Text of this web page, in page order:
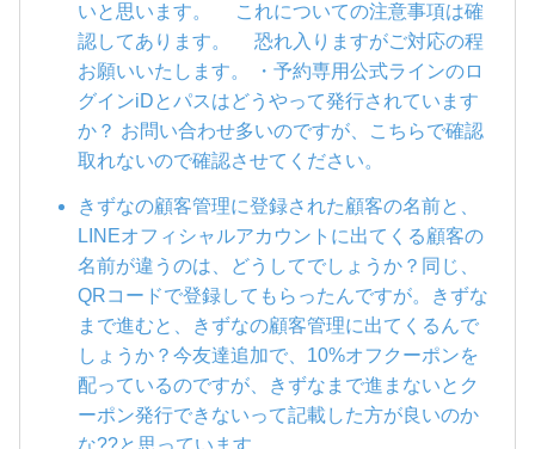
いと思います。 これについての注意事項は確
認してあります。 恐れ入りますがご対応の程
お願いいたします。 ・予約専用公式ラインのロ
グインiDとパスはどうやって発行されています
か？ お問い合わせ多いのですが、こちらで確認
取れないので確認させてください。
きずなの顧客管理に登録された顧客の名前と、
LINEオフィシャルアカウントに出てくる顧客の
名前が違うのは、どうしてでしょうか？同じ、
QRコードで登録してもらったんですが。きずな
まで進むと、きずなの顧客管理に出てくるんで
しょうか？今友達追加で、10%オフクーポンを
配っているのですが、きずなまで進まないとク
ーポン発行できないって記載した方が良いのか
な??と思っています